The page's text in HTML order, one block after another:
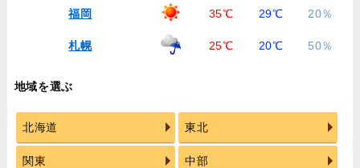
福岡 35℃ 29℃ 20％
札幌 25℃ 20℃ 50％
地域を選ぶ
北海道 東北
関東 中部